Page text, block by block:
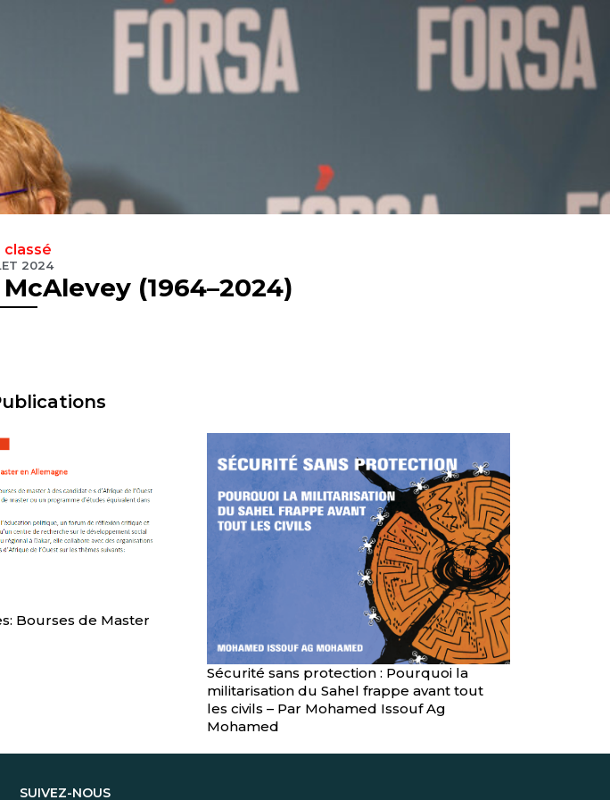
classé
2024
(1964–2024)
Bourses de Master
Sécurité sans protection : Pourquoi la
militarisation du Sahel frappe avant tout
les civils – Par Mohamed Issouf Ag
Mohamed
SUIVEZ-NOUS